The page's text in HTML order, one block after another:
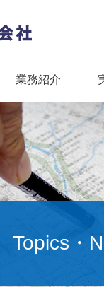
業務紹介
Topics・